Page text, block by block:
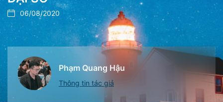
06/08/2020
Phạm Quang Hậu
Thông tin tác giả